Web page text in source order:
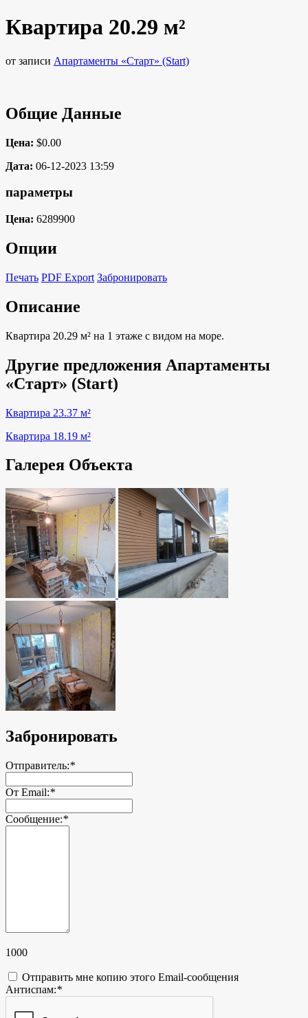
Квартира 20.29 м²
от записи Апартаменты «Старт» (Start)
Общие Данные
Цена: $0.00
Дата: 06-12-2023 13:59
параметры
Цена: 6289900
Опции
Печать PDF Export Забронировать
Описание
Квартира 20.29 м² на 1 этаже с видом на море.
Другие предложения Апартаменты
«Старт» (Start)
Квартира 23.37 м²
Квартира 18.19 м²
Галерея Объекта
Забронировать
Отправитель:*
От Email:*
Сообщение:*
1000
Отправить мне копию этого Email-сообщения
Антиспам:*